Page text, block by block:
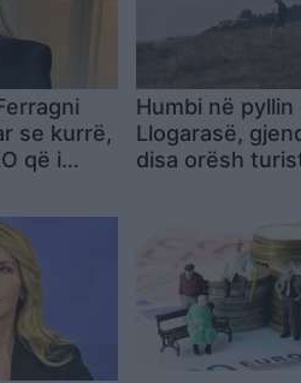
se kurrë,
që i
Humbi në pyllin
Llogarasë,
disa orësh